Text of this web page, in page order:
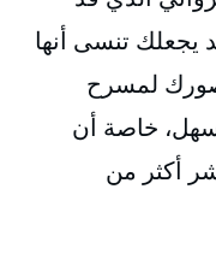
تنسى أنها
لمسرح
خاصة أن
أكثر من